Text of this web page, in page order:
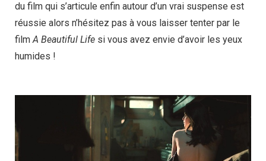
du film qui s’articule enfin autour d’un vrai suspense est
réussie alors n’hésitez pas à vous laisser tenter par le
filmA Beautiful Life si vous avez envie d’avoir les yeux
humides !